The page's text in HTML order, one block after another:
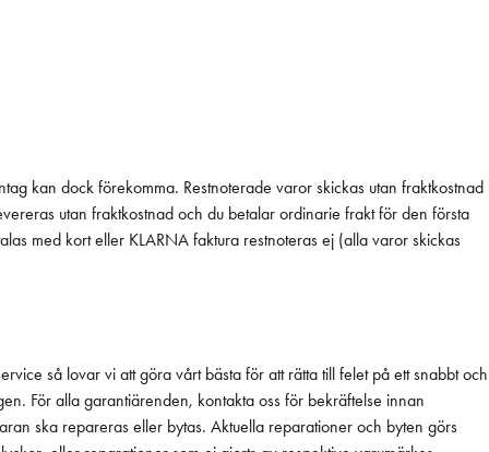
kan dock förekomma. Restnoterade varor skickas utan fraktkostnad
utan fraktkostnad och du betalar ordinarie frakt för den första
med kort eller KLARNA faktura restnoteras ej (alla varor skickas
så lovar vi att göra vårt bästa för att rätta till felet på ett snabbt och
För alla garantiärenden, kontakta oss för bekräftelse innan
ska repareras eller bytas. Aktuella reparationer och byten görs